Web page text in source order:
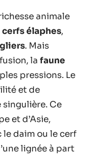
animale
cerfs élaphes,
. Mais
la faune
pressions. Le
et de
Ce
et d’Asie,
daim ou le cerf
lignée à part